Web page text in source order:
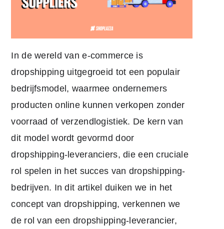
In de wereld van e-commerce is
dropshipping uitgegroeid tot een populair
bedrijfsmodel, waarmee ondernemers
producten online kunnen verkopen zonder
voorraad of verzendlogistiek. De kern van
dit model wordt gevormd door
dropshipping-leveranciers, die een cruciale
rol spelen in het succes van dropshipping-
bedrijven. In dit artikel duiken we in het
concept van dropshipping, verkennen we
de rol van een dropshipping-leverancier,